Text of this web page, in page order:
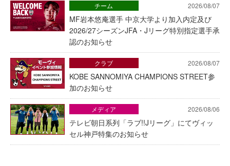
2026/08/07
MF岩本悠庵選手 中京大学より加入内定及び
2026/27シーズンJFA・Jリーグ特別指定選手承
認のお知らせ
チーム
2026/08/07
KOBE SANNOMIYA CHAMPIONS STREET参
加のお知らせ
クラブ
2026/08/06
テレビ朝日系列「ラブ!!Jリーグ」にてヴィッ
セル神戸特集のお知らせ
メディア